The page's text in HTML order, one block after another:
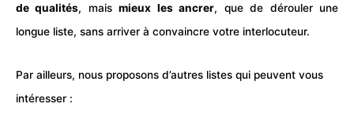
de qualités, maismieux les ancrer, que de dérouler une
longue liste, sans arriver à convaincre votre interlocuteur.
Par ailleurs, nous proposons d’autres listes qui peuvent vous
intéresser :